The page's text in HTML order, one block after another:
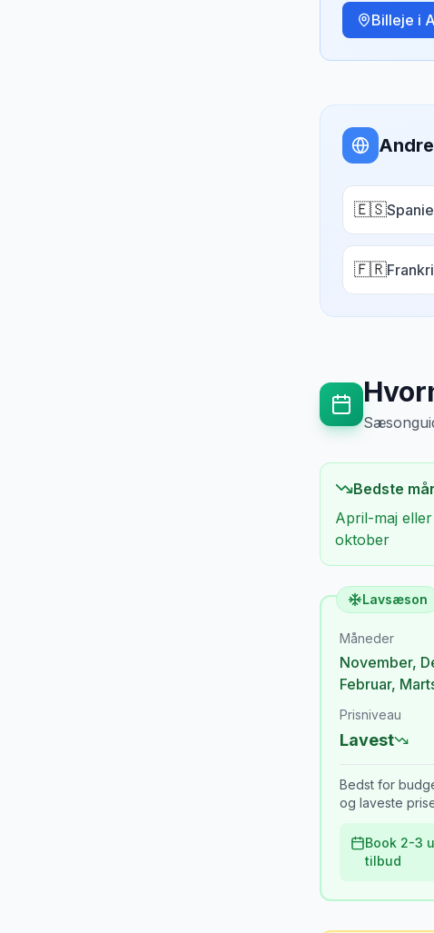
Billeje i
🇪🇸
🇫🇷
Bedste
April-maj
oktober
Lavsæson
Måneder
November,
Februar,
Prisniveau
Lavest
Bedst for
og laveste
Book 2-3
tilbud